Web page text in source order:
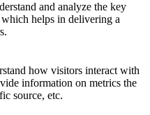
and analyze the key
helps in delivering a
how visitors interact with
information on metrics the
source, etc.